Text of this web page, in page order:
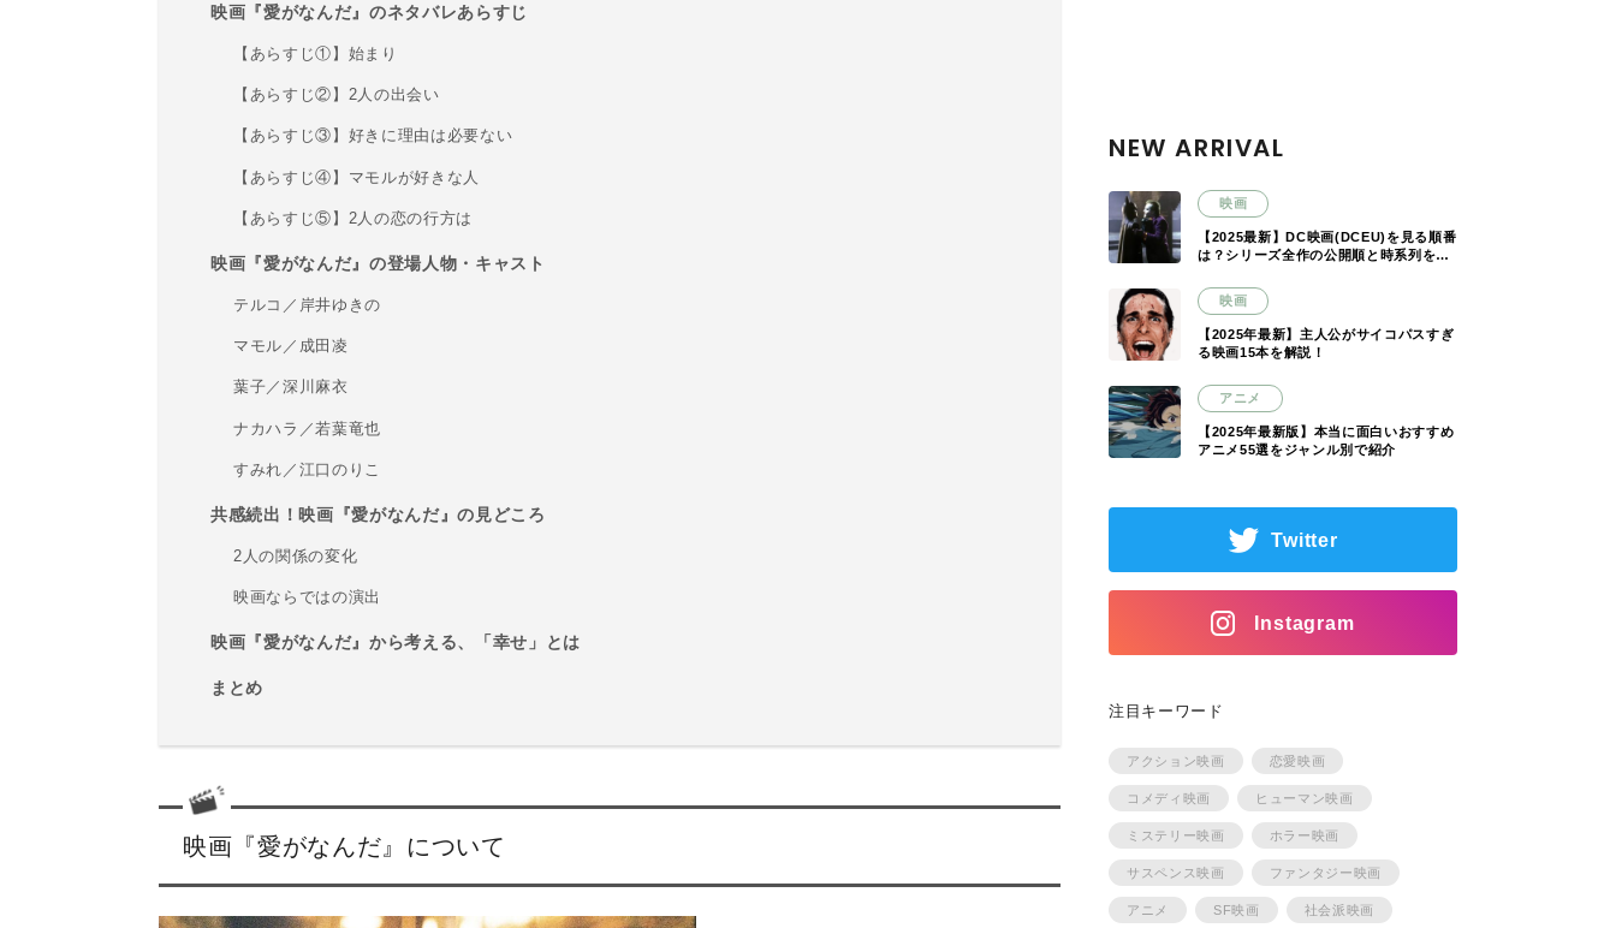
映画『愛がなんだ』のネタバレあらすじ
【あらすじ①】始まり
【あらすじ②】2人の出会い
【あらすじ③】好きに理由は必要ない
【あらすじ④】マモルが好きな人
【あらすじ⑤】2人の恋の行方は
映画『愛がなんだ』の登場人物・キャスト
テルコ／岸井ゆきの
マモル／成田凌
葉子／深川麻衣
ナカハラ／若葉竜也
すみれ／江口のりこ
共感続出！映画『愛がなんだ』の見どころ
2人の関係の変化
映画ならではの演出
映画『愛がなんだ』から考える、「幸せ」とは
まとめ
映画『愛がなんだ』について
NEW ARRIVAL
映画
【2025最新】DC映画(DCEU)を見る順番
は？シリーズ全作の公開順と時系列を解
映画
【2025年最新】主人公がサイコパスすぎ
る映画15本を解説！
アニメ
【2025年最新版】本当に面白いおすすめ
アニメ55選をジャンル別で紹介
Twitter
Instagram
注目キーワード
アクション映画 恋愛映画
コメディ映画 ヒューマン映画
ミステリー映画 ホラー映画
サスペンス映画 ファンタジー映画
アニメ SF映画 社会派映画